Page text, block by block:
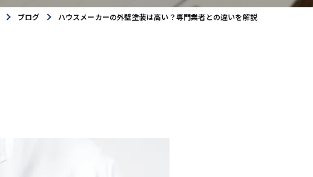
ブログ ハウスメーカーの外壁塗装は高い？専門業者との違いを解説